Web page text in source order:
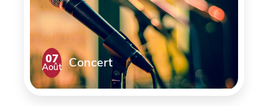
07
Août Concert